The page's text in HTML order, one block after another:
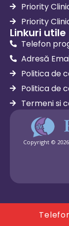
Priority
Priority
Linkuri utile
Telefon
Adresă
Politica de
Politica de
Termeni si
Copyright ©